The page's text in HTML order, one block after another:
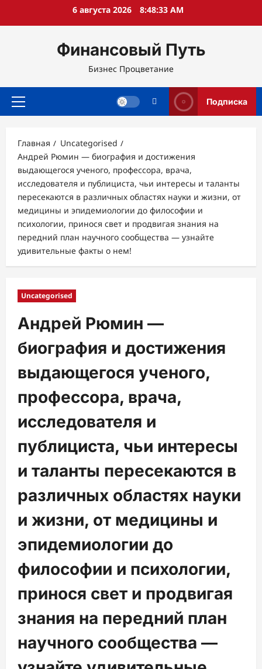
6 августа 2026 8:48:34 AM
Финансовый Путь
Бизнес Процветание
Основное
Подписка
Главная
Uncategorised
Андрей Рюмин — биография и достижения
выдающегося ученого, профессора, врача,
исследователя и публициста, чьи интересы и таланты
пересекаются в различных областях науки и жизни, от
медицины и эпидемиологии до философии и
психологии, принося свет и продвигая знания на
передний план научного сообщества — узнайте
удивительные факты о нем!
Uncategorised
Андрей Рюмин —
биография и достижения
выдающегося ученого,
профессора, врача,
исследователя и
публициста, чьи интересы
и таланты пересекаются в
различных областях науки
и жизни, от медицины и
эпидемиологии до
философии и психологии,
принося свет и продвигая
знания на передний план
научного сообщества —